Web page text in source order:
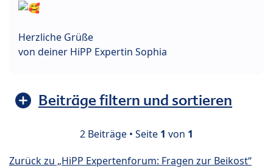
Herzliche Grüße
von deiner HiPP Expertin Sophia
Beiträge filtern und sortieren
2 Beiträge • Seite 1 von 1
Zurück zu „HiPP Expertenforum: Fragen zur Beikost“